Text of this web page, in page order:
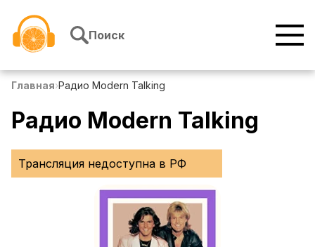
Поиск
Главная›Радио Modern Talking
Радио Modern Talking
Трансляция недоступна в РФ